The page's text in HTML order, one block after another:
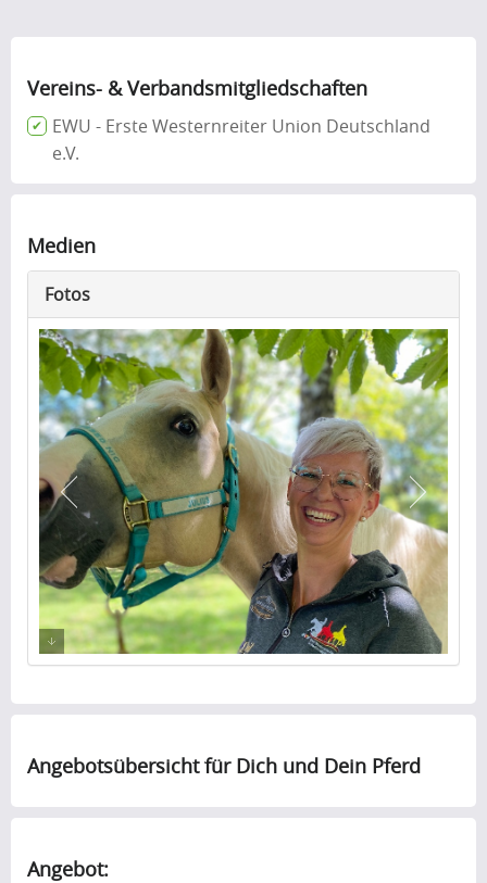
Vereins- & Verbandsmitgliedschaften
EWU - Erste Westernreiter Union Deutschland
e.V.
Medien
Fotos
Angebotsübersicht für Dich und Dein Pferd
Angebot: